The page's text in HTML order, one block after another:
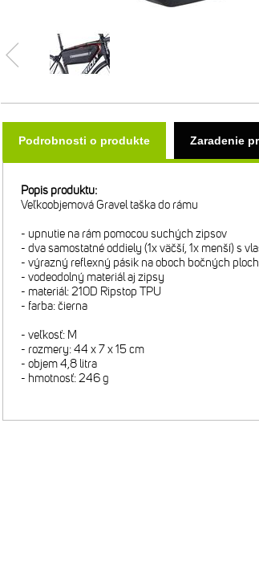
Podrobnosti o produkte Zaradenie
Popis produktu:
Veľkoobjemová Gravel taška do rámu
- upnutie na rám pomocou suchých zipsov
- dva samostatné oddiely (1x väčší, 1x menší) s
- výrazný reflexný pásik na oboch bočných
- vodeodolný materiál aj zipsy
- materiál: 210D Ripstop TPU
- farba: čierna
- veľkosť: M
- rozmery: 44 x 7 x 15 cm
- objem 4,8 litra
- hmotnosť: 246 g